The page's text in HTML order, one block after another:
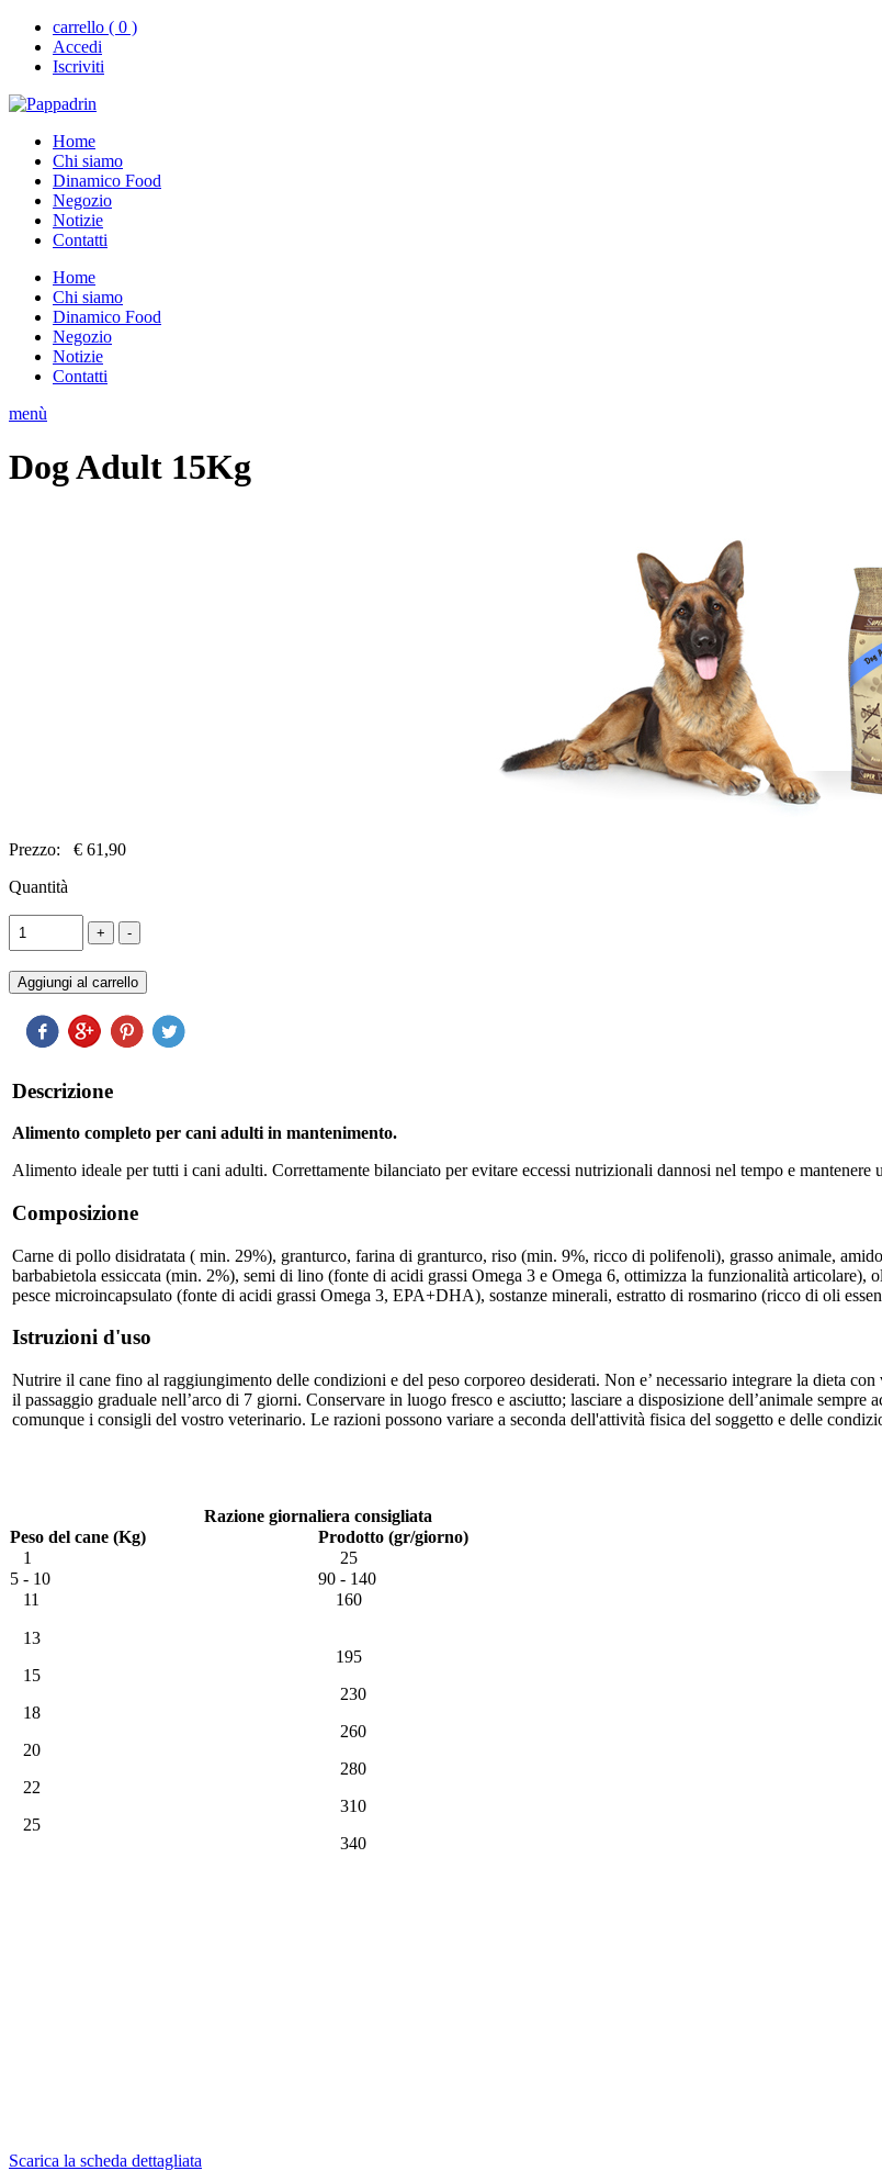
carrello ( 0 )
Accedi
Iscriviti
Home
Chi siamo
Dinamico Food
Negozio
Notizie
Contatti
Home
Chi siamo
Dinamico Food
Negozio
Notizie
Contatti
menù
Dog Adult 15Kg
Prezzo:
€ 61,90
Quantità
Descrizione
Alimento completo per cani adulti in mantenimento.
Alimento ideale per tutti i cani adulti. Correttamente bilanciato per evitare eccessi nutrizionali dannosi nel tempo e mantenere
Composizione
Carne di pollo disidratata ( min. 29%), granturco, farina di granturco, riso (min. 9%, ricco di polifenoli), grasso animale,
barbabietola essiccata (min. 2%), semi di lino (fonte di acidi grassi Omega 3 e Omega 6, ottimizza la funzionalità
pesce microincapsulato (fonte di acidi grassi Omega 3, EPA+DHA), sostanze minerali, estratto di rosmarino (ricco di oli
Istruzioni d'uso
Nutrire il cane fino al raggiungimento delle condizioni e del peso corporeo desiderati. Non e’ necessario integrare la dieta
il passaggio graduale nell’arco di 7 giorni. Conservare in luogo fresco e asciutto; lasciare a disposizione dell’animale
comunque i consigli del vostro veterinario. Le razioni possono variare a seconda dell'attività fisica del soggetto e delle
Razione giornaliera consigliata
Peso del cane (Kg)
Prodotto (gr/giorno)
1
25
5 - 10
90 - 140
11
160
13
15
18
20
22
25
195
230
260
280
310
340
Scarica la scheda dettagliata